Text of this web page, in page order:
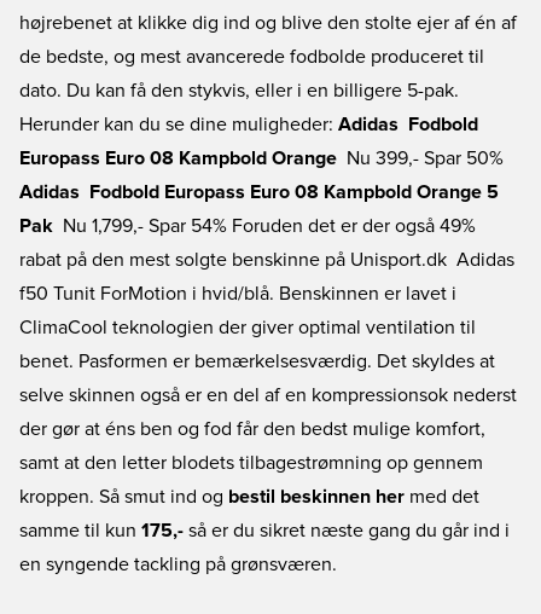
højrebenet at klikke dig ind og blive den stolte ejer af én af
de bedste, og mest avancerede fodbolde produceret til
dato. Du kan få den stykvis, eller i en billigere 5-pak.
Herunder kan du se dine muligheder: Adidas  Fodbold
Europass Euro 08 Kampbold Orange  Nu 399,- Spar 50%
Adidas  Fodbold Europass Euro 08 Kampbold Orange 5
Pak  Nu 1,799,- Spar 54% Foruden det er der også 49%
rabat på den mest solgte benskinne på Unisport.dk  Adidas
f50 Tunit ForMotion i hvid/blå. Benskinnen er lavet i
ClimaCool teknologien der giver optimal ventilation til
benet. Pasformen er bemærkelsesværdig. Det skyldes at
selve skinnen også er en del af en kompressionsok nederst
der gør at éns ben og fod får den bedst mulige komfort,
samt at den letter blodets tilbagestrømning op gennem
kroppen. Så smut ind og bestil beskinnen her med det
samme til kun 175,- så er du sikret næste gang du går ind i
en syngende tackling på grønsværen.